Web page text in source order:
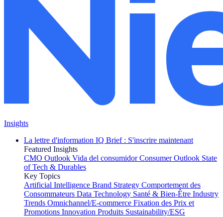
Insights
La lettre d'information IQ Brief : S'inscrire maintenant
Featured Insights
CMO Outlook Vida del consumidor Consumer Outlook State
of Tech & Durables
Key Topics
Artificial Intelligence Brand Strategy Comportement des
Consommateurs Data Technology Santé & Bien-Être Industry
Trends Omnichannel/E-commerce Fixation des Prix et
Promotions Innovation Produits Sustainability/ESG